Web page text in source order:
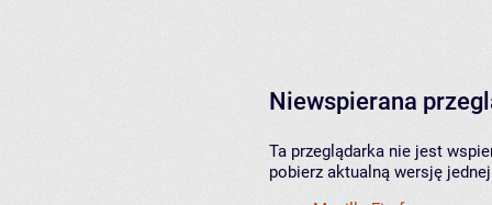
Niewspierana
Ta przeglądarka nie jest
pobierz aktualną wersję